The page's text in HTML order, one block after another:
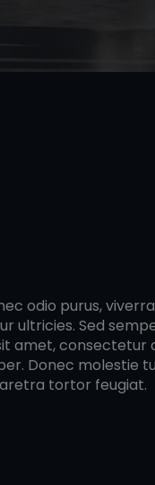
odio purus,
Sed
consectetur
Donec molestie
tortor feugiat.